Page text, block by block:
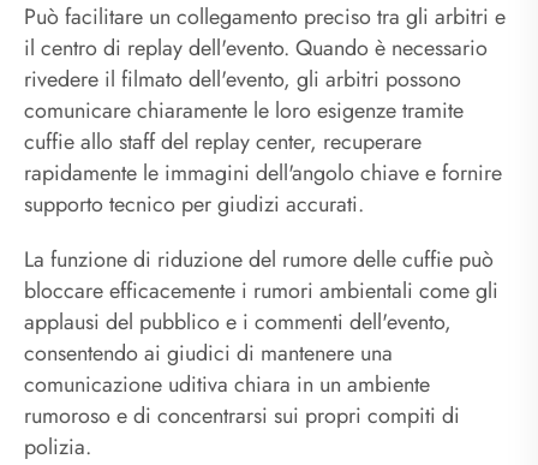
Può facilitare un collegamento preciso tra gli arbitri e
il centro di replay dell'evento. Quando è necessario
rivedere il filmato dell'evento, gli arbitri possono
comunicare chiaramente le loro esigenze tramite
cuffie allo staff del replay center, recuperare
rapidamente le immagini dell'angolo chiave e fornire
supporto tecnico per giudizi accurati.
La funzione di riduzione del rumore delle cuffie può
bloccare efficacemente i rumori ambientali come gli
applausi del pubblico e i commenti dell'evento,
consentendo ai giudici di mantenere una
comunicazione uditiva chiara in un ambiente
rumoroso e di concentrarsi sui propri compiti di
polizia.